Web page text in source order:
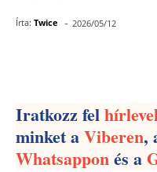
Írta: Twice - 2026/05/12
Iratkozz fel
minket aViberen,
Whatsapponés a